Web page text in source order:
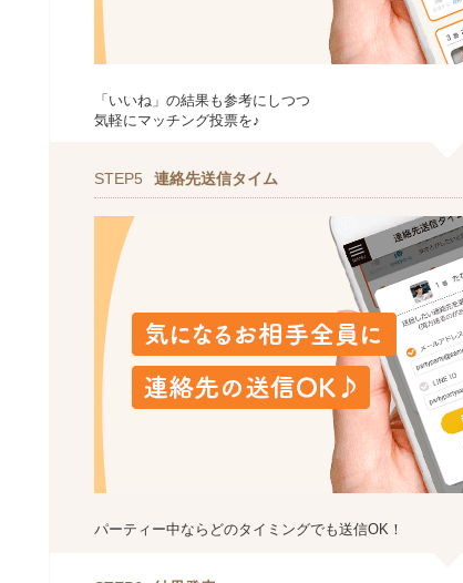
「いいね」の結果も参考にしつつ
気軽にマッチング投票を♪
STEP5 連絡先送信タイム
パーティー中ならどのタイミングでも送信OK！